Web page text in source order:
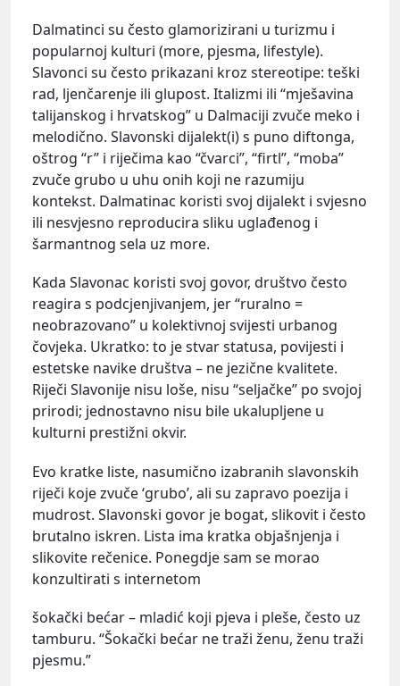
Dalmatinci su često glamorizirani u turizmu i
popularnoj kulturi (more, pjesma, lifestyle).
Slavonci su često prikazani kroz stereotipe: teški
rad, ljenčarenje ili glupost. Italizmi ili “mješavina
talijanskog i hrvatskog” u Dalmaciji zvuče meko i
melodično. Slavonski dijalekt(i) s puno diftonga,
oštrog “r” i riječima kao “čvarci”, “firtl”, “moba”
zvuče grubo u uhu onih koji ne razumiju
kontekst. Dalmatinac koristi svoj dijalekt i svjesno
ili nesvjesno reproducira sliku uglađenog i
šarmantnog sela uz more.
Kada Slavonac koristi svoj govor, društvo često
reagira s podcjenjivanjem, jer “ruralno =
neobrazovano” u kolektivnoj svijesti urbanog
čovjeka. Ukratko: to je stvar statusa, povijesti i
estetske navike društva – ne jezične kvalitete.
Riječi Slavonije nisu loše, nisu “seljačke” po svojoj
prirodi; jednostavno nisu bile ukalupljene u
kulturni prestižni okvir.
Evo kratke liste, nasumično izabranih slavonskih
riječi koje zvuče ‘grubo’, ali su zapravo poezija i
mudrost. Slavonski govor je bogat, slikovit i često
brutalno iskren. Lista ima kratka objašnjenja i
slikovite rečenice. Ponegdje sam se morao
konzultirati s internetom
šokački bećar – mladić koji pjeva i pleše, često uz
tamburu. “Šokački bećar ne traži ženu, ženu traži
pjesmu.”